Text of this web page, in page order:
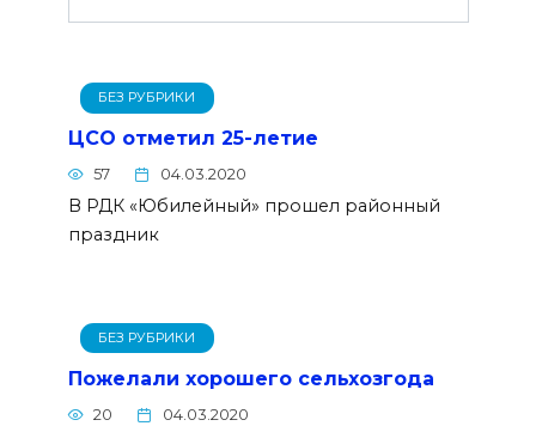
БЕЗ РУБРИКИ
ЦСО отметил 25-летие
57 04.03.2020
В РДК «Юбилейный» прошел районный
праздник
БЕЗ РУБРИКИ
Пожелали хорошего сельхозгода
20 04.03.2020